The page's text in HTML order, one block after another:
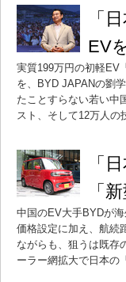
「
EV
実質199万円の初軽EV
を、BYD JAPANの劉
たことすらない若い中
スト、そして12万人の
「
「
中国のEV大手BYDが
価格設定に加え、航続
ながらも、狙うは既存
ーラー網拡大で日本の